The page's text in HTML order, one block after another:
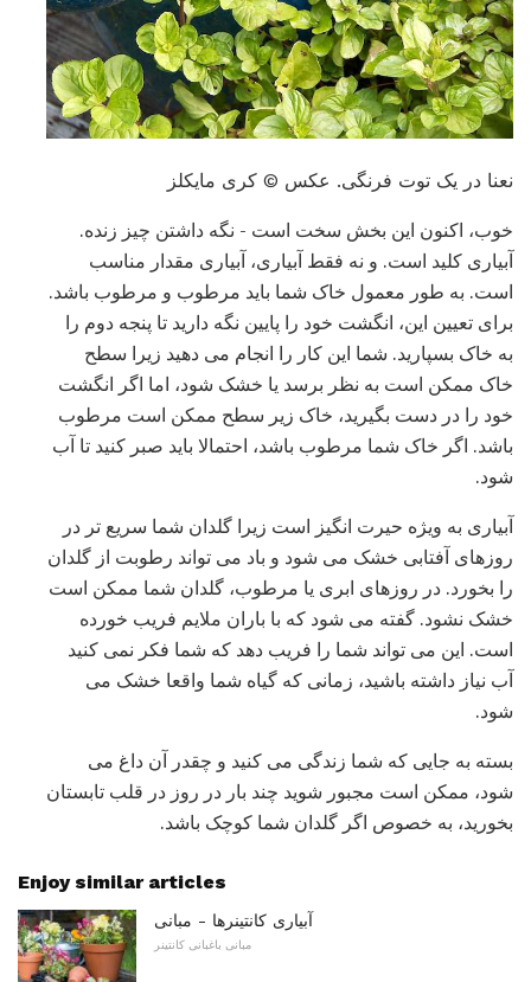
نعنا در یک توت فرنگی. عکس © کری مایکلز
خوب، اکنون این بخش سخت است - نگه داشتن چیز زنده.
آبیاری کلید است. و نه فقط آبیاری، آبیاری مقدار مناسب
است. به طور معمول خاک شما باید مرطوب و مرطوب باشد.
برای تعیین این، انگشت خود را پایین نگه دارید تا پنجه دوم را
به خاک بسپارید. شما این کار را انجام می دهید زیرا سطح
خاک ممکن است به نظر برسد یا خشک شود، اما اگر انگشت
خود را در دست بگیرید، خاک زیر سطح ممکن است مرطوب
باشد. اگر خاک شما مرطوب باشد، احتمالا باید صبر کنید تا آب
شود.
آبیاری به ویژه حیرت انگیز است زیرا گلدان شما سریع تر در
روزهای آفتابی خشک می شود و باد می تواند رطوبت از گلدان
را بخورد. در روزهای ابری یا مرطوب، گلدان شما ممکن است
خشک نشود. گفته می شود که با باران ملایم فریب خورده
است. این می تواند شما را فریب دهد که شما فکر نمی کنید
آب نیاز داشته باشید، زمانی که گیاه شما واقعا خشک می
شود.
بسته به جایی که شما زندگی می کنید و چقدر آن داغ می
شود، ممکن است مجبور شوید چند بار در روز در قلب تابستان
بخورید، به خصوص اگر گلدان شما کوچک باشد.
Enjoy similar articles
آبیاری کانتینرها - مبانی
مبانی باغبانی کانتینر